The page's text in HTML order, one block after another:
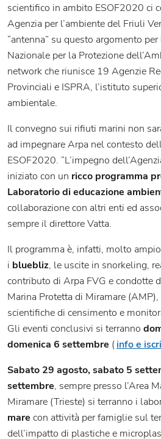
scientifico in ambito ESOF2020 ci
Agenzia per l’ambiente del Friuli
“antenna” su questo argomento
Nazionale per la Protezione
network che riunisce 19 Agenzie
Provinciali e ISPRA, l’istituto
ambientale.
Il convegno sui rifiuti marini non
ad impegnare Arpa nel contesto
ESOF2020. “L’impegno
iniziato con un ricco programma
Laboratorio di educazione
collaborazione con altri enti ed
sempre il direttore Vatta.
Il programma è, infatti, molto
i bluebliz, le uscite in snorkeling,
contributo di Arpa FVG e condotte
Marina Protetta di Miramare
scientifiche di censimento e
Gli eventi conclusivi si terranno
domenica 6 settembre ( info e
Sabato 29 agosto, sabato 5
settembre, sempre presso l’Area
Miramare (Trieste) si terranno i
mare con attività per famiglie sul
dell’impatto di plastiche e